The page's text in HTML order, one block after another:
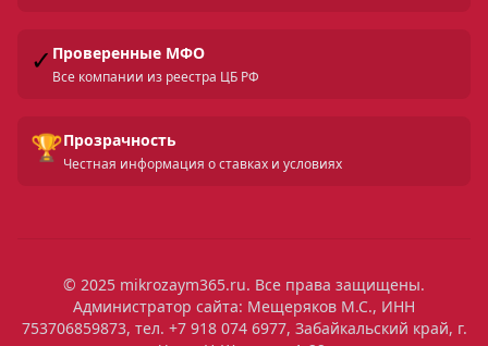
✓ Проверенные МФО
Все компании из реестра ЦБ РФ
🏆Прозрачность
Честная информация о ставках и условиях
© 2025 mikrozaym365.ru. Все права защищены.
Администратор сайта: Мещеряков М.С., ИНН
753706859873, тел. +7 918 074 6977, Забайкальский край, г.